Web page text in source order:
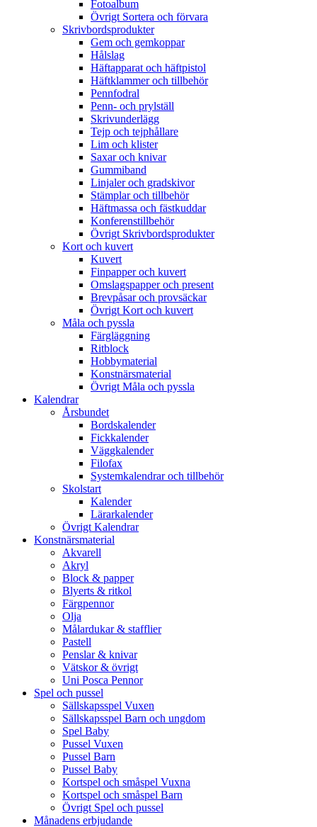
Fotoalbum
Övrigt Sortera och förvara
Skrivbordsprodukter
Gem och gemkoppar
Hålslag
Häftapparat och häftpistol
Häftklammer och tillbehör
Pennfodral
Penn- och prylställ
Skrivunderlägg
Tejp och tejphållare
Lim och klister
Saxar och knivar
Gummiband
Linjaler och gradskivor
Stämplar och tillbehör
Häftmassa och fästkuddar
Konferenstillbehör
Övrigt Skrivbordsprodukter
Kort och kuvert
Kuvert
Finpapper och kuvert
Omslagspapper och present
Brevpåsar och provsäckar
Övrigt Kort och kuvert
Måla och pyssla
Färgläggning
Ritblock
Hobbymaterial
Konstnärsmaterial
Övrigt Måla och pyssla
Kalendrar
Årsbundet
Bordskalender
Fickkalender
Väggkalender
Filofax
Systemkalendrar och tillbehör
Skolstart
Kalender
Lärarkalender
Övrigt Kalendrar
Konstnärsmaterial
Akvarell
Akryl
Block & papper
Blyerts & ritkol
Färgpennor
Olja
Målardukar & stafflier
Pastell
Penslar & knivar
Vätskor & övrigt
Uni Posca Pennor
Spel och pussel
Sällskapsspel Vuxen
Sällskapsspel Barn och ungdom
Spel Baby
Pussel Vuxen
Pussel Barn
Pussel Baby
Kortspel och småspel Vuxna
Kortspel och småspel Barn
Övrigt Spel och pussel
Månadens erbjudande